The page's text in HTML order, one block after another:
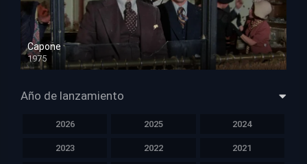
Capone
1975
HD 1080p
Año de lanzamiento
2026 2025 2024
2023 2022 2021